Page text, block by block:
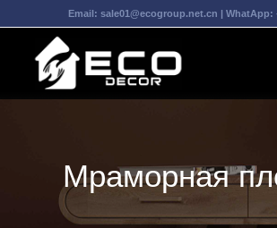
Email: sale01@ecogroup.net.cn | WhatApp:
Мраморная